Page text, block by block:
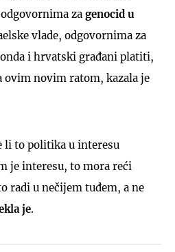
za genocid u
vlade, odgovornima za
i hrvatski građani platiti,
ovim novim ratom, kazala je
li to politika u interesu
je interesu, to mora reći
radi u nečijem tuđem, a ne
je.